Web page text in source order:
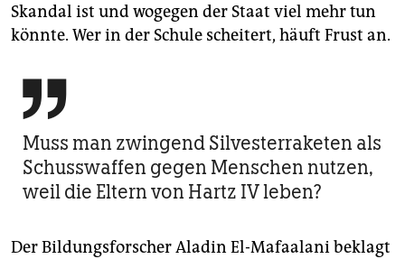
Skandal ist und wogegen der Staat viel mehr tun
könnte. Wer in der Schule scheitert, häuft Frust an.

Muss man zwingend Silvesterraketen als
Schusswaffen gegen Menschen nutzen,
weil die Eltern von Hartz IV leben?
Der Bildungsforscher Aladin El-Mafaalani beklagt